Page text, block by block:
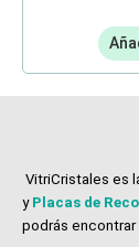
VitriCristales es
y Placas de
podrás